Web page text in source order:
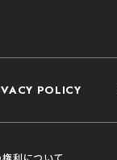
POLICY
利について